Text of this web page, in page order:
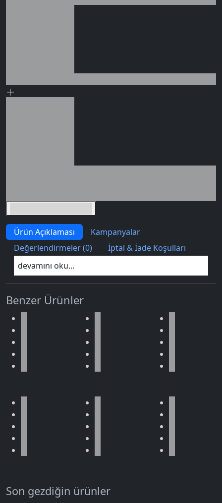
Ürün Açıklaması
Kampanyalar
Değerlendirmeler (0)
İptal & İade Koşulları
devamını oku...
Benzer Ürünler
Son gezdiğin ürünler